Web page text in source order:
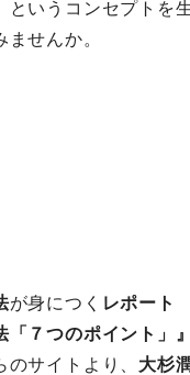
というコンセプトを
せんか。
が身につく レポート
「７つのポイント」
のサイトより、 大杉